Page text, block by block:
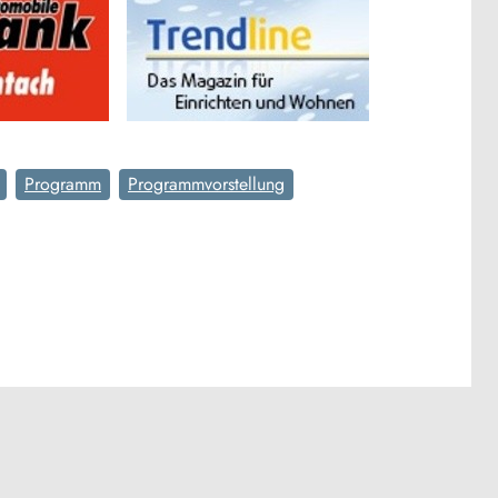
Programm Programmvorstellung